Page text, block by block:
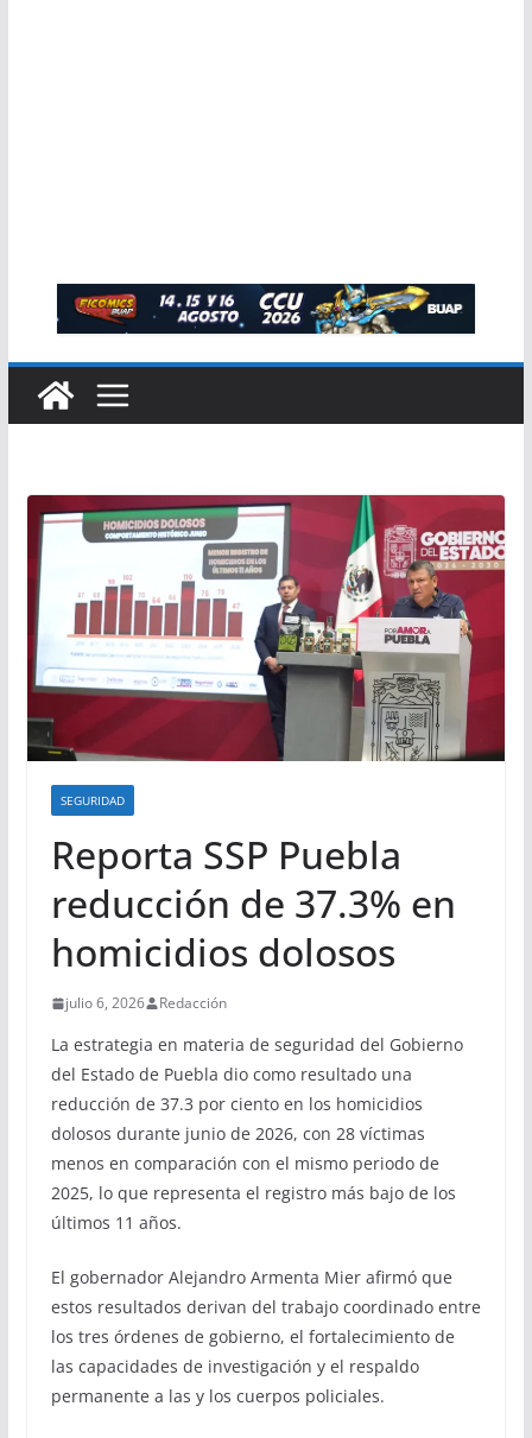
SEGURIDAD
Reporta SSP Puebla
reducción de 37.3% en
homicidios dolosos
julio 6, 2026 Redacción
La estrategia en materia de seguridad del Gobierno
del Estado de Puebla dio como resultado una
reducción de 37.3 por ciento en los homicidios
dolosos durante junio de 2026, con 28 víctimas
menos en comparación con el mismo periodo de
2025, lo que representa el registro más bajo de los
últimos 11 años.
El gobernador Alejandro Armenta Mier afirmó que
estos resultados derivan del trabajo coordinado entre
los tres órdenes de gobierno, el fortalecimiento de
las capacidades de investigación y el respaldo
permanente a las y los cuerpos policiales.